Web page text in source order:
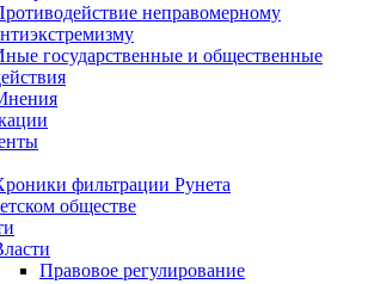
неправомерному
государственные и общественные
фильтрации Рунета
обществе
Правовое регулирование